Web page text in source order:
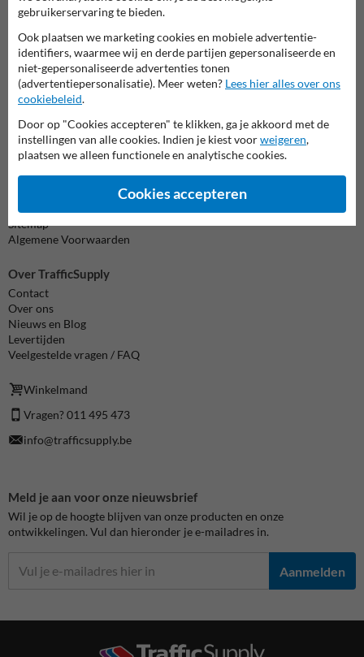
info@trafficsupply.be
Alle contactgegevens
Informatie
Product(en) retourneren
Disclaimer
Sitemap
Algemene Voorwaarden
Over TrafficSupply
Contact
Over ons
Nieuws en Blog
Levertijden
Veelgestelde vragen / FAQ
Winkelmand
Vragen? 011 495 473
info@trafficsupply.be
Meld je aan voor onze nieuwsbrief
Wil je op de hoogte blijven van onze producten en onze
ontwikkelingen. Vul dan hieronder je e-mailadres in.
Aanmelden
gebruikerservaring te bieden.
Ook plaatsen we marketing cookies en mobiele advertentie-
identifiers, waarmee wij en derde partijen gepersonaliseerde en
niet-gepersonaliseerde advertenties tonen
(advertentiepersonalisatie). Meer weten? Lees hier alles over ons
cookiebeleid.
Door op "Cookies accepteren" te klikken, ga je akkoord met de
instellingen van alle cookies. Indien je kiest voorweigeren,
plaatsen we alleen functionele en analytische cookies.
Cookies accepteren